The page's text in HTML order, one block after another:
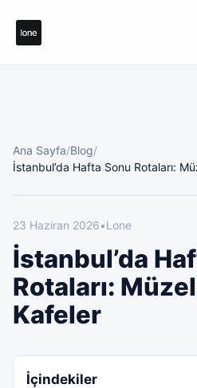
Ana Sayfa/Blog/
İstanbul’da Hafta Sonu Rotaları:
23 Haziran 2026•Lone
İstanbul’da
Rotaları:
Kafeler
İçindekiler